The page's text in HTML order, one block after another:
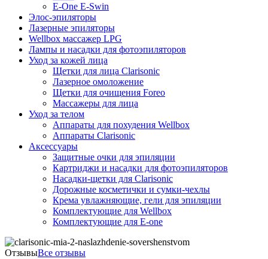
E-One E-Swin
Элос-эпиляторы
Лазерные эпиляторы
Wellbox массажер LPG
Лампы и насадки для фотоэпиляторов
Уход за кожей лица
Щетки для лица Clarisonic
Лазерное омоложение
Щетки для очищения Foreo
Массажеры для лица
Уход за телом
Аппараты для похудения Wellbox
Аппараты Clarisonic
Аксессуары
Защитные очки для эпиляции
Картриджи и насадки для фотоэпиляторов
Насадки-щетки для Clarisonic
Дорожные косметички и сумки-чехлы
Крема увлажняющие, гели для эпиляции
Комплектующие для Wellbox
Комплектующие для E-one
ОтзывыВсе отзывы